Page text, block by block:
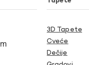
3D Tapete
Cveće
Dečije